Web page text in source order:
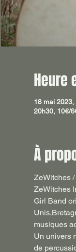
Heure
18 mai 2023,
20h30, 10€/
À
ZeWitches
ZeWitches
Girl Band
musiques
Un univers
de